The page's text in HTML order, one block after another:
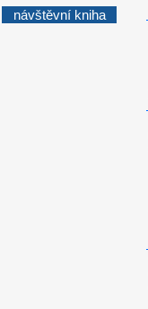
návštěvní kniha